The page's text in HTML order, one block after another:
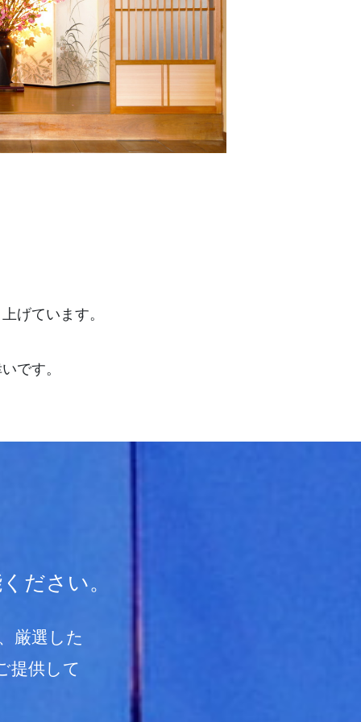
げています。
です。
ださい。
厳選した
提供して